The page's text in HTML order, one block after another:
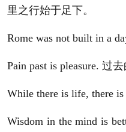
里之行始于足下。
Rome was not built in a
Pain past is pleasure. 过
While there is life, there
Wisdom in the mind is